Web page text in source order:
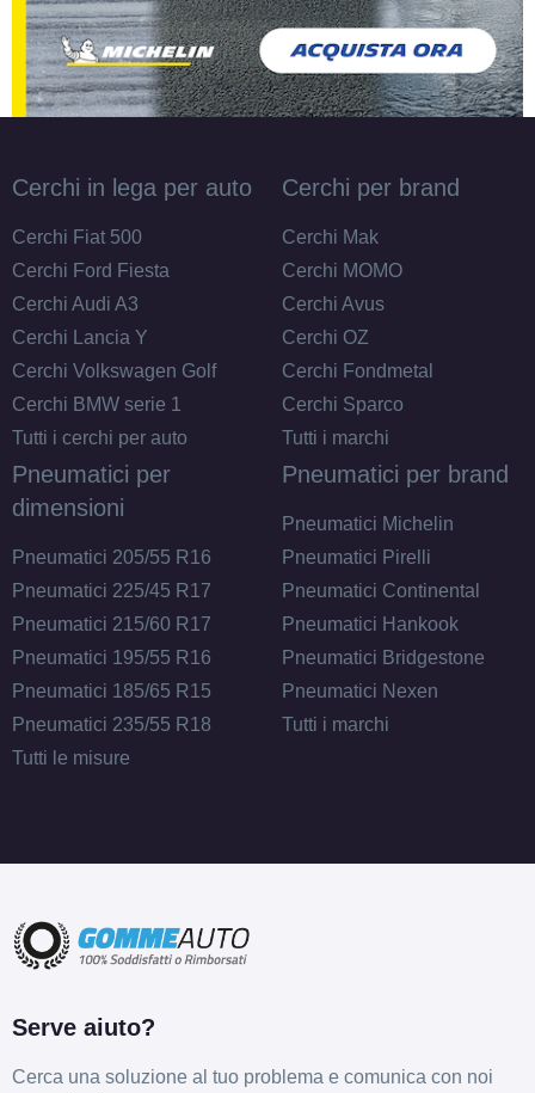
Cerchi in lega per auto
Cerchi Fiat 500
Cerchi Ford Fiesta
Cerchi Audi A3
Cerchi Lancia Y
Cerchi Volkswagen Golf
Cerchi BMW serie 1
Tutti i cerchi per auto
Cerchi per brand
Cerchi Mak
Cerchi MOMO
Cerchi Avus
Cerchi OZ
Cerchi Fondmetal
Cerchi Sparco
Tutti i marchi
Pneumatici per
dimensioni
Pneumatici 205/55 R16
Pneumatici 225/45 R17
Pneumatici 215/60 R17
Pneumatici 195/55 R16
Pneumatici 185/65 R15
Pneumatici 235/55 R18
Tutti le misure
Pneumatici per brand
Pneumatici Michelin
Pneumatici Pirelli
Pneumatici Continental
Pneumatici Hankook
Pneumatici Bridgestone
Pneumatici Nexen
Tutti i marchi
Serve aiuto?
Cerca una soluzione al tuo problema e comunica con noi